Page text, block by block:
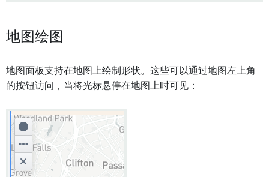
地图绘图
地图面板支持在地图上绘制形状。这些可以通过地图左上角
的按钮访问，当将光标悬停在地图上时可见：